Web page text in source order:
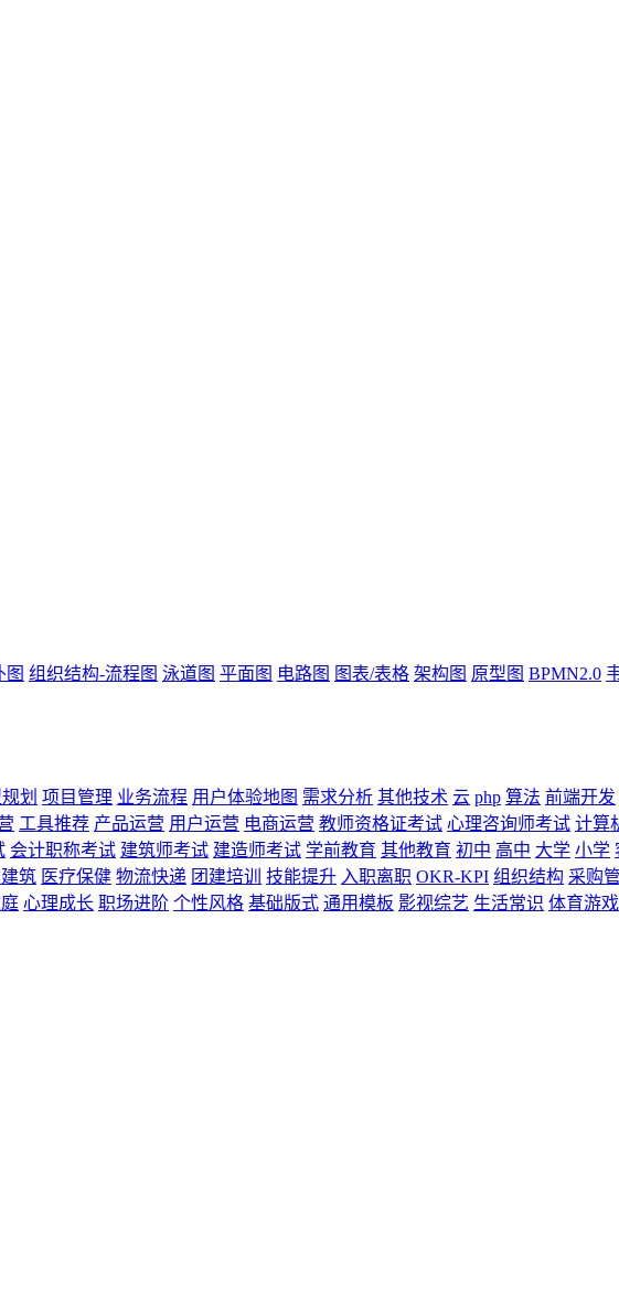
图 组织结构-流程图 泳道图 平面图 电路图 图表/表格 架构图 原型图 BPMN2.0
划 项目管理 业务流程 用户体验地图 需求分析 其他技术 云 php 算法 前端开发
工具推荐 产品运营 用户运营 电商运营 教师资格证考试 心理咨询师考试 计算
会计职称考试 建筑师考试 建造师考试 学前教育 其他教育 初中 高中 大学 小学
筑 医疗保健 物流快递 团建培训 技能提升 入职离职 OKR-KPI 组织结构 采购
心理成长 职场进阶 个性风格 基础版式 通用模板 影视综艺 生活常识 体育游戏